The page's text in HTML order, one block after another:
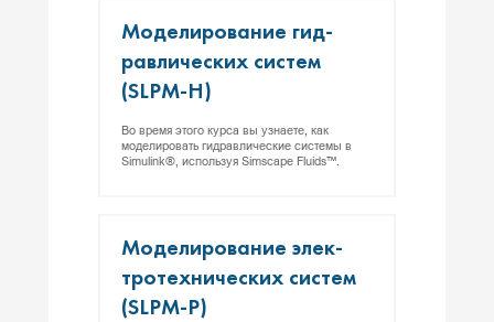
Мо­дели­рова­ние гид­
равли­чес­ких сис­тем
(SLPM-H)
Во время этого курса вы узнаете, как
моделировать гидравлические системы в
Simulink®, используя Simscape Fluids™.
Мо­дели­рова­ние элек­
тро­тех­ни­чес­ких сис­тем
(SLPM-P)